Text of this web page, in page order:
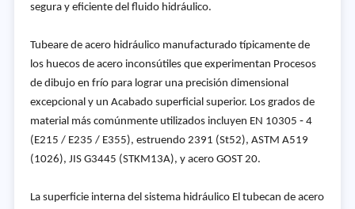
segura y eficiente del fluido hidráulico.
Tubeare de acero hidráulico manufacturado típicamente de
los huecos de acero inconsútiles que experimentan Procesos
de dibujo en frío para lograr una precisión dimensional
excepcional y un Acabado superficial superior. Los grados de
material más comúnmente utilizados incluyen EN 10305 ‑ 4
(E215 / E235 / E355), estruendo 2391 (St52), ASTM A519
(1026), JIS G3445 (STKM13A), y acero GOST 20.
La superficie interna del sistema hidráulico El tubecan de acero